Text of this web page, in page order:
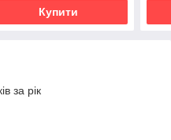
Купити
за рік